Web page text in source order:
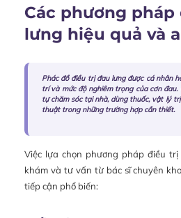
Các phương
lưng hiệu quả và
Phác đồ điều trị đau lưng được cá nhân
trí và mức độ nghiêm trọng của cơn
tự chăm sóc tại nhà, dùng thuốc, vật lý
thuật trong những trường hợp cần thiết.
Việc lựa chọn phương pháp điều
khám và tư vấn từ bác sĩ chuyên
tiếp cận phổ biến: